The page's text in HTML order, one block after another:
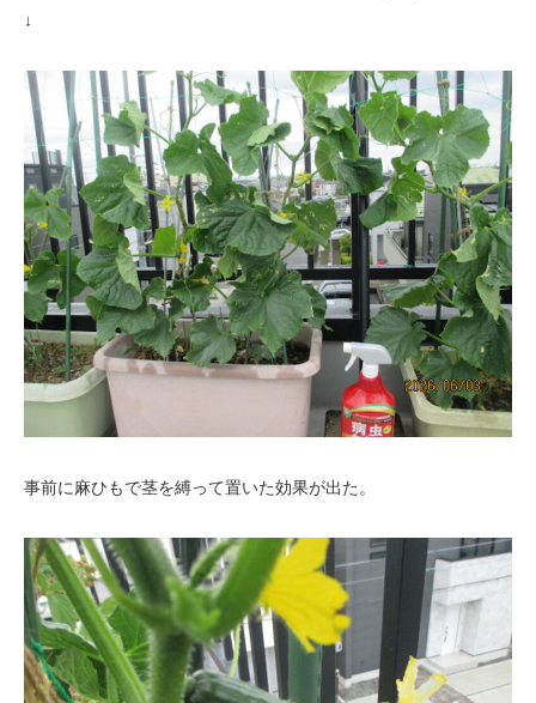
↓
事前に麻ひもで茎を縛って置いた効果が出た。